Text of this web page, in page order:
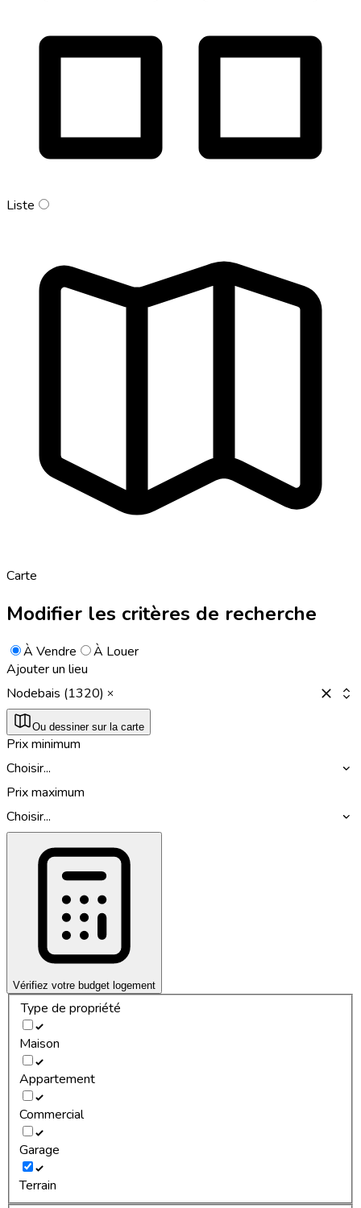
Liste
Carte
Modifier les critères de recherche
À Vendre
À Louer
Ajouter un lieu
Nodebais (1320)
Ou dessiner sur la carte
Prix minimum
Choisir...
Prix maximum
Choisir...
Vérifiez votre budget logement
Type de propriété
Maison
Appartement
Commercial
Garage
Terrain